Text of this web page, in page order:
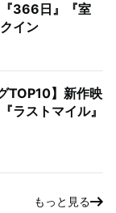
『366日』『室
イン
TOP10】新作映
ラストマイル』
もっと見る